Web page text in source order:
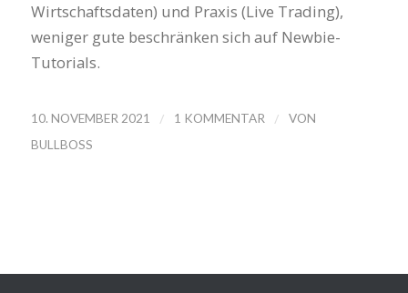
Wirtschaftsdaten) und Praxis (Live Trading),
weniger gute beschränken sich auf Newbie-
Tutorials.
10. NOVEMBER 2021 / 1 KOMMENTAR /
VON
BULLBOSS